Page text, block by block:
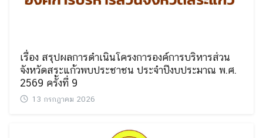
เรื่อง สรุปผลการดำเนินโครงการองค์การบริหารส่วน
จังหวัดสระแก้วพบประชาชน ประจำปีงบประมาณ พ.ศ.
2569 ครั้งที่ 9
13 กรกฎาคม 2026